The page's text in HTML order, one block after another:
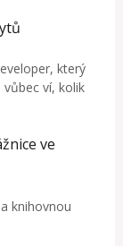
který
ví, kolik
ve
knihovnou